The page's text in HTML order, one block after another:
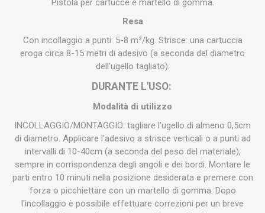
Pistola per cartucce e martello di gomma.
Resa
Con incollaggio a punti: 5-8 m²/kg. Strisce: una cartuccia
eroga circa 8-15 metri di adesivo (a seconda del diametro
dell’ugello tagliato).
DURANTE L'USO:
Modalità di utilizzo
INCOLLAGGIO/MONTAGGIO: tagliare l'ugello di almeno 0,5cm
di diametro. Applicare l'adesivo a strisce verticali o a punti ad
intervalli di 10-40cm (a seconda del peso del materiale),
sempre in corrispondenza degli angoli e dei bordi. Montare le
parti entro 10 minuti nella posizione desiderata e premere con
forza o picchiettare con un martello di gomma. Dopo
l'incollaggio è possibile effettuare correzioni per un breve